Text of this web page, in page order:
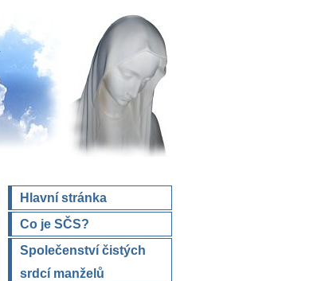
Hlavní stránka
Co je SČS?
Společenství čistých
srdcí manželů